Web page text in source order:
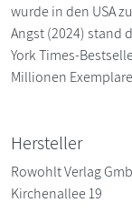
wurde in den USA
Angst (2024) stand
York Times-
Millionen
Hersteller
Rowohlt Verlag
Kirchenallee 19